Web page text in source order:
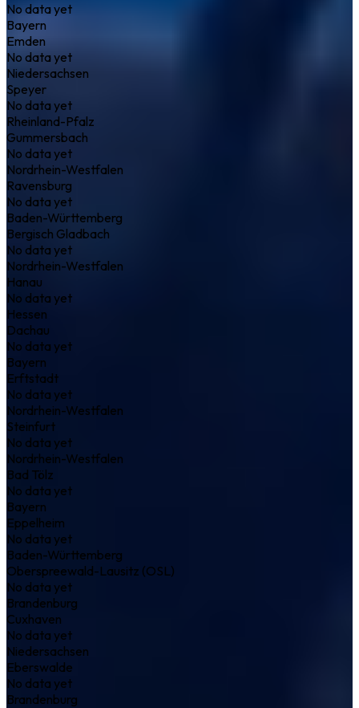
No data yet
Bayern
Emden
No data yet
Niedersachsen
Speyer
No data yet
Rheinland-Pfalz
Gummersbach
No data yet
Nordrhein-Westfalen
Ravensburg
No data yet
Baden-Württemberg
Bergisch Gladbach
No data yet
Nordrhein-Westfalen
Hanau
No data yet
Hessen
Dachau
No data yet
Bayern
Erftstadt
No data yet
Nordrhein-Westfalen
Steinfurt
No data yet
Nordrhein-Westfalen
Bad Tölz
No data yet
Bayern
Eppelheim
No data yet
Baden-Württemberg
Oberspreewald-Lausitz (OSL)
No data yet
Brandenburg
Cuxhaven
No data yet
Niedersachsen
Eberswalde
No data yet
Brandenburg